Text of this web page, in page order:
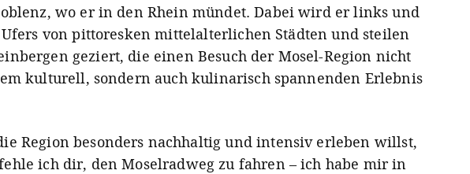
wo er in den Rhein mündet. Dabei wird er links und
Ufers von pittoresken mittelalterlichen Städten und steilen
geziert, die einen Besuch der Mosel-Region nicht
kulturell, sondern auch kulinarisch spannenden Erlebnis
Region besonders nachhaltig und intensiv erleben willst,
ich dir, den Moselradweg zu fahren – ich habe mir in